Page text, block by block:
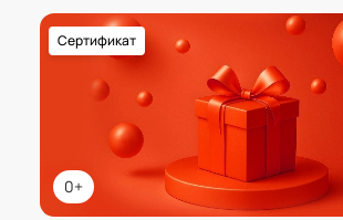
0+
Сертификат